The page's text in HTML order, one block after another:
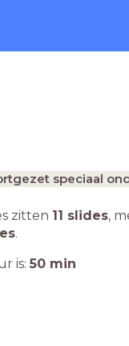
speciaal
zitten 11 slides,
.
is: 50 min